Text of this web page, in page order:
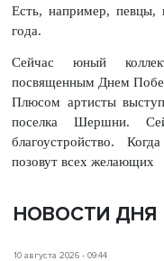
Есть, например,
года.
Сейчас юный
посвященным Днем
Плюсом артисты
поселка Шершни.
благоустройство.
позовут всех желающих
НОВОСТИ ДНЯ
10 августа 2026 - 09:44